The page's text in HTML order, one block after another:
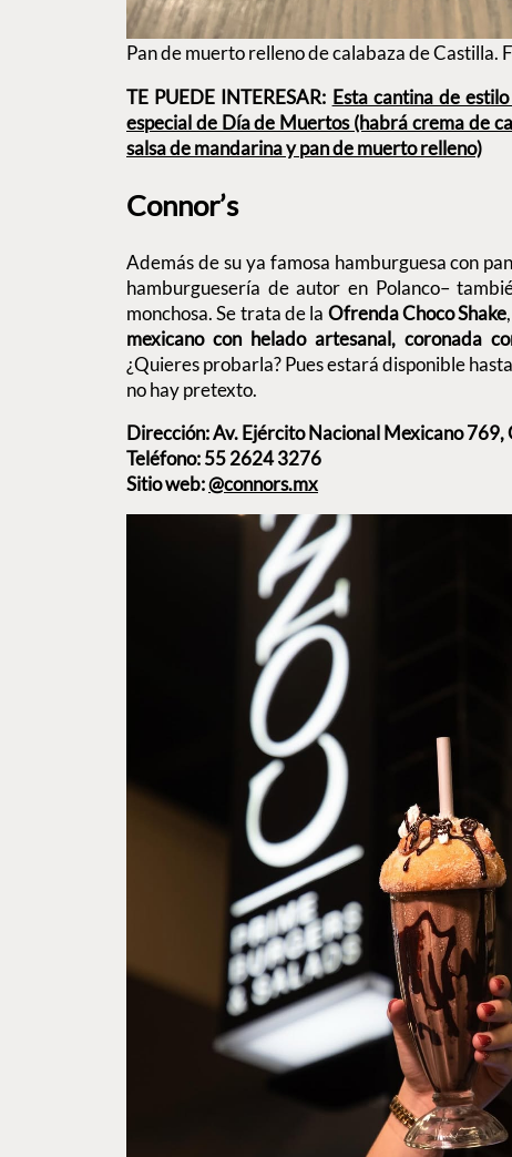
Pan de muerto relleno de calabaza de Castilla.
TE PUEDE INTERESAR: Esta cantina de
especial de Día de Muertos (habrá crema de
salsa de mandarina y pan de muerto relleno)
Connor’s
Además de su ya famosa hamburguesa con
hamburguesería de autor en Polanco–
monchosa. Se trata de la Ofrenda Choco Shake
mexicano con helado artesanal, coronada
¿Quieres probarla? Pues estará disponible
no hay pretexto.
Dirección: Av. Ejército Nacional Mexicano 769,
Teléfono: 55 2624 3276
Sitio web:@connors.mx